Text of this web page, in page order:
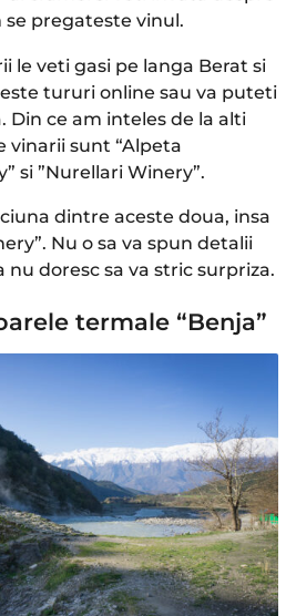
se pregateste vinul.
le veti gasi pe langa Berat si
tururi online sau va puteti
Din ce am inteles de la alti
vinarii sunt “​​Alpeta
si ”Nurellari Winery”.
dintre aceste doua, insa
Nu o sa va spun detalii
doresc sa va stric surpriza.
termale “Benja”